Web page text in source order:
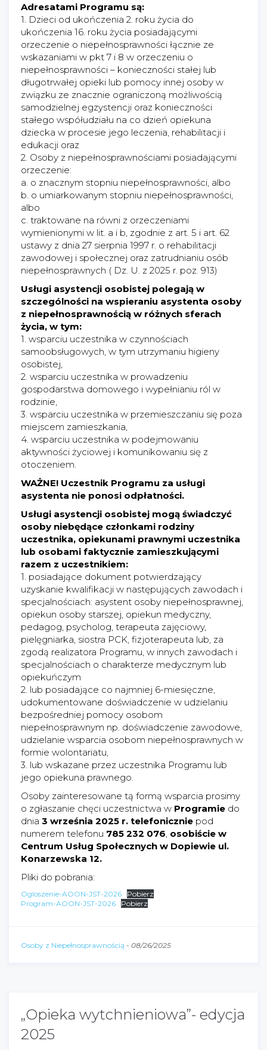
Adresatami Programu są:
1. Dzieci od ukończenia 2. roku życia do
ukończenia 16. roku życia posiadającymi
orzeczenie o niepełnosprawności łącznie ze
wskazaniami w pkt 7 i 8 w orzeczeniu o
niepełnosprawności – konieczności stałej lub
długotrwałej opieki lub pomocy innej osoby w
związku ze znacznie ograniczoną możliwością
samodzielnej egzystencji oraz konieczności
stałego współudziału na co dzień opiekuna
dziecka w procesie jego leczenia, rehabilitacji i
edukacji oraz
2. Osoby z niepełnosprawnościami posiadającymi
orzeczenie:
a. o znacznym stopniu niepełnosprawności, albo
b. o umiarkowanym stopniu niepełnosprawności,
albo
c. traktowane na równi z orzeczeniami
wymienionymi w lit. a i b, zgodnie z art. 5 i art. 62
ustawy z dnia 27 sierpnia 1997 r. o rehabilitacji
zawodowej i społecznej oraz zatrudnianiu osób
niepełnosprawnych ( Dz. U. z 2025 r. poz. 913)
Usługi asystencji osobistej polegają w
szczególności na wspieraniu asystenta osoby
z niepełnosprawnością w różnych sferach
życia, w tym:
1. wsparciu uczestnika w czynnościach
samoobsługowych, w tym utrzymaniu higieny
osobistej,
2. wsparciu uczestnika w prowadzeniu
gospodarstwa domowego i wypełnianiu ról w
rodzinie,
3. wsparciu uczestnika w przemieszczaniu się poza
miejscem zamieszkania,
4. wsparciu uczestnika w podejmowaniu
aktywności życiowej i komunikowaniu się z
otoczeniem.
WAŻNE! Uczestnik Programu za usługi
asystenta nie ponosi odpłatności.
Usługi asystencji osobistej mogą świadczyć
osoby niebędące członkami rodziny
uczestnika, opiekunami prawnymi uczestnika
lub osobami faktycznie zamieszkującymi
razem z uczestnikiem:
1. posiadające dokument potwierdzający
uzyskanie kwalifikacji w następujących zawodach i
specjalnościach: asystent osoby niepełnosprawnej,
opiekun osoby starszej, opiekun medyczny,
pedagog, psycholog, terapeuta zajęciowy,
pielęgniarka, siostra PCK, fizjoterapeuta lub, za
zgodą realizatora Programu, w innych zawodach i
specjalnościach o charakterze medycznym lub
opiekuńczym
2. lub posiadające co najmniej 6-miesięczne,
udokumentowane doświadczenie w udzielaniu
bezpośredniej pomocy osobom
niepełnosprawnym np. doświadczenie zawodowe,
udzielanie wsparcia osobom niepełnosprawnych w
formie wolontariatu,
3. lub wskazane przez uczestnika Programu lub
jego opiekuna prawnego.
Osoby zainteresowane tą formą wsparcia prosimy
o zgłaszanie chęci uczestnictwa w Programie do
dnia 3 września 2025 r. telefonicznie pod
numerem telefonu 785 232 076 osobiście w
Centrum Usług Społecznych w Dopiewie ul.
Konarzewska 12.
Pliki do pobrania:
Ogloszenie-AOON-JST-2026
Pobierz
Program-AOON-JST-2026
Pobierz
Osoby z Niepełnosprawnością - 08/26/2025
„Opieka wytchnieniowa”- edycja
2025